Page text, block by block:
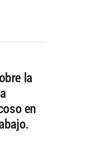
la
en